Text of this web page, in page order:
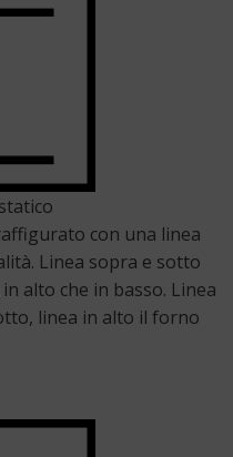
con una linea
Linea sopra e sotto
alto che in basso. Linea
linea in alto il forno